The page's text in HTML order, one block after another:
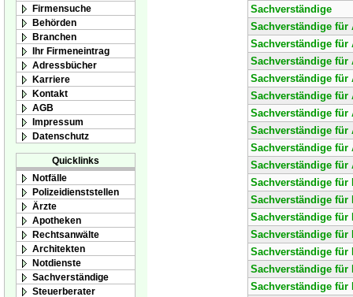
Firmensuche
Behörden
Branchen
Ihr Firmeneintrag
Adressbücher
Karriere
Kontakt
AGB
Impressum
Datenschutz
Quicklinks
Notfälle
Polizeidienststellen
Ärzte
Apotheken
Rechtsanwälte
Architekten
Notdienste
Sachverständige
Steuerberater
Sachverständige
Sachverständige für
Sachverständige für
Sachverständige für
Sachverständige
Sachverständige für
Sachverständige für
Sachverständige für
Sachverständige für
Sachverständige für
Sachverständige für
Sachverständige für
Sachverständige für
Sachverständige für
Sachverständige für
Sachverständige für
Sachverständige für